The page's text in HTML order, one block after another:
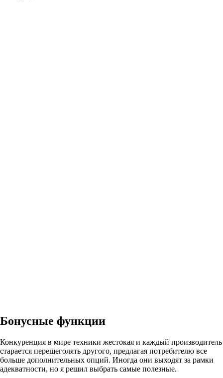
Бонусные функции
Конкуренция в мире техники жестокая и каждый производитель
старается перещеголять другого, предлагая потребителю все
больше дополнительных опций. Иногда они выходят за рамки
адекватности, но я решил выбрать самые полезные.